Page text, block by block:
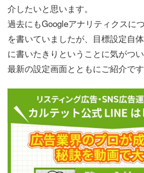
介したいと思います。
過去にもGoogleアナリティクスに
を書いていましたが、目標設定自
に書いたきりということに気がつ
最新の設定画面とともにご紹介です